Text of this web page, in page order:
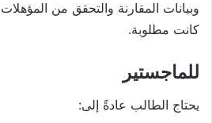
كانت مطلوبة.
للماجستير
يحتاج الطالب عادةً إلى: